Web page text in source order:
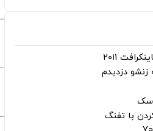
۲۰۱۱
دزدیدم
با تفنگ